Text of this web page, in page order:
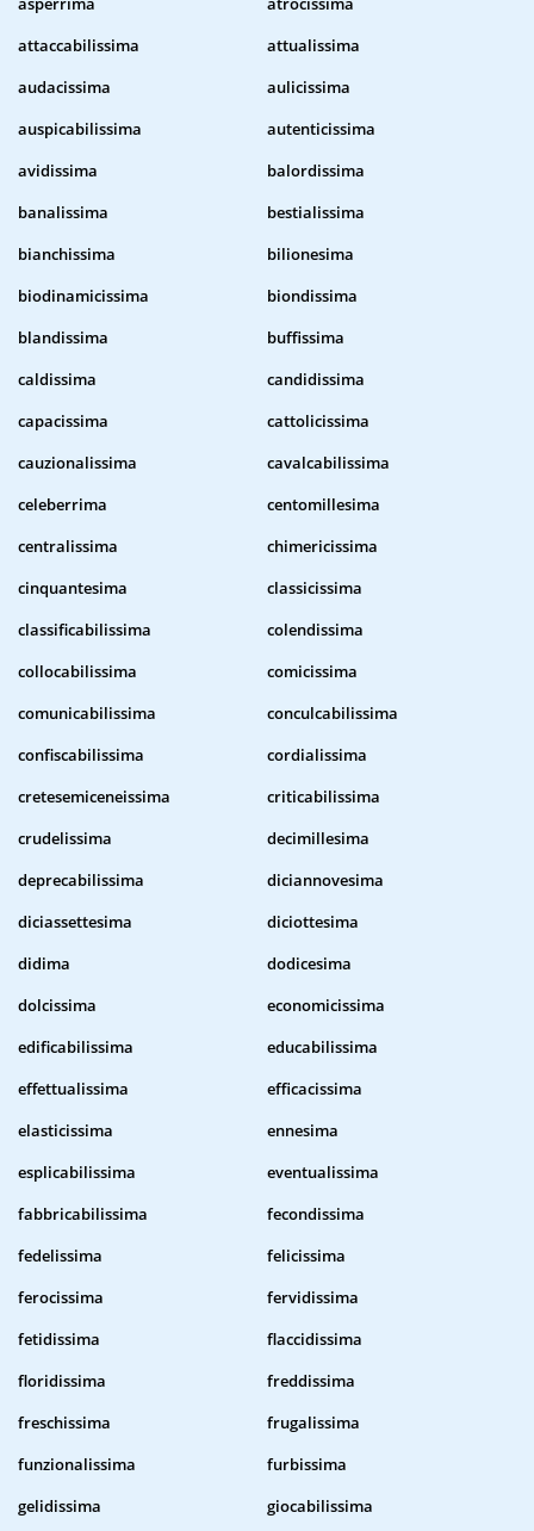
attaccabilissima
attualissima
audacissima
aulicissima
auspicabilissima
autenticissima
avidissima
balordissima
banalissima
bestialissima
bianchissima
bilionesima
biodinamicissima
biondissima
blandissima
buffissima
caldissima
candidissima
capacissima
cattolicissima
cauzionalissima
cavalcabilissima
celeberrima
centomillesima
centralissima
chimericissima
cinquantesima
classicissima
classificabilissima
colendissima
collocabilissima
comicissima
comunicabilissima
conculcabilissima
confiscabilissima
cordialissima
cretesemiceneissima
criticabilissima
crudelissima
decimillesima
deprecabilissima
diciannovesima
diciassettesima
diciottesima
didima
dodicesima
dolcissima
economicissima
edificabilissima
educabilissima
effettualissima
efficacissima
elasticissima
ennesima
esplicabilissima
eventualissima
fabbricabilissima
fecondissima
fedelissima
felicissima
ferocissima
fervidissima
fetidissima
flaccidissima
floridissima
freddissima
freschissima
frugalissima
funzionalissima
furbissima
gelidissima
giocabilissima